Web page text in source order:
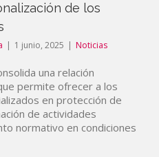
de los
| 1 junio, 2025 | Noticias
una relación
permite ofrecer a los
en protección de
de actividades
normativo en condiciones